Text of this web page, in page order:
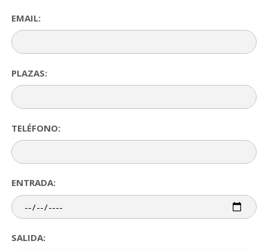
EMAIL:
PLAZAS:
TELÉFONO:
ENTRADA:
SALIDA: